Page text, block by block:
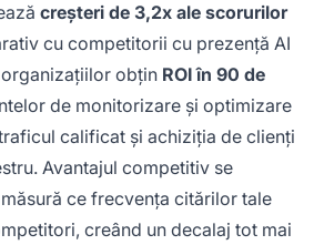
creșteri de 3,2x ale scorurilor
cu competitorii cu prezență AI
obțin ROI în 90 de
de monitorizare și optimizare
calificat și achiziția de clienți
Avantajul competitiv se
ce frecvența citărilor tale
creând un decalaj tot mai